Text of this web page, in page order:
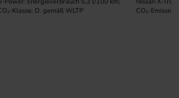
Klasse: D. gemäß WLTP
CO₂-